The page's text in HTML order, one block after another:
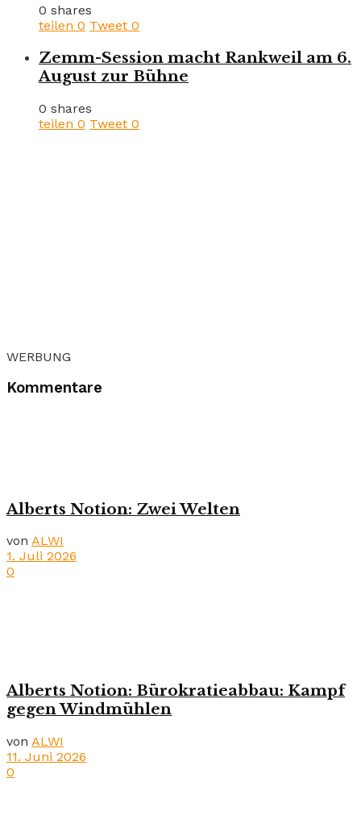
0 shares
teilen 0 Tweet 0
Zemm-Session macht Rankweil am 6.
August zur Bühne
0 shares
teilen 0 Tweet 0
WERBUNG
Kommentare
Alberts Notion: Zwei Welten
von ALWI
1. Juli 2026
0
Alberts Notion: Bürokratieabbau: Kampf
gegen Windmühlen
von ALWI
11. Juni 2026
0